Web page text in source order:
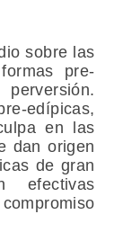
sobre las
pre-
edípicas,
en las
dan origen
de gran
efectivas